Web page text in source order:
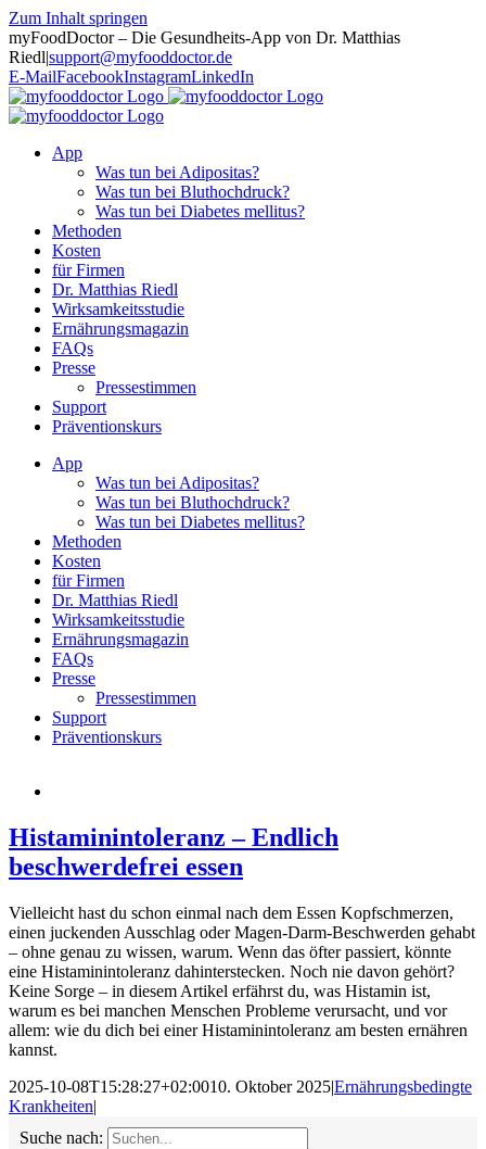
Zum Inhalt springen
myFoodDoctor – Die Gesundheits-App von Dr. Matthias
Riedl|support@myfooddoctor.de
E-MailFacebookInstagramLinkedIn
App
Was tun bei Adipositas?
Was tun bei Bluthochdruck?
Was tun bei Diabetes mellitus?
Methoden
Kosten
für Firmen
Dr. Matthias Riedl
Wirksamkeitsstudie
Ernährungsmagazin
FAQs
Presse
Pressestimmen
Support
Präventionskurs
App
Was tun bei Adipositas?
Was tun bei Bluthochdruck?
Was tun bei Diabetes mellitus?
Methoden
Kosten
für Firmen
Dr. Matthias Riedl
Wirksamkeitsstudie
Ernährungsmagazin
FAQs
Presse
Pressestimmen
Support
Präventionskurs
Histaminintoleranz – Endlich
beschwerdefrei essen
Vielleicht hast du schon einmal nach dem Essen Kopfschmerzen,
einen juckenden Ausschlag oder Magen-Darm-Beschwerden gehabt
– ohne genau zu wissen, warum. Wenn das öfter passiert, könnte
eine Histaminintoleranz dahinterstecken. Noch nie davon gehört?
Keine Sorge – in diesem Artikel erfährst du, was Histamin ist,
warum es bei manchen Menschen Probleme verursacht, und vor
allem: wie du dich bei einer Histaminintoleranz am besten ernähren
kannst.
2025-10-08T15:28:27+02:0010. Oktober 2025|Ernährungsbedingte
Krankheiten|
Suche nach: